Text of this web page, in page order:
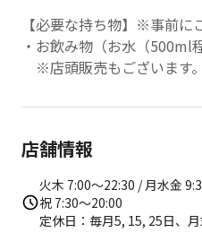
【必要な持ち物】※事前に
・お飲み物（お水（500ml
※店頭販売もございます。
【店内レンタル】
・バスタオル 2枚
・フェイスタオル 1枚
・ウェア上下
・ピラティスソックス
店舗情報
火木 7:00〜22:30 / 月水金
祝 7:30〜20:00
定休日：毎月5, 15, 25日、